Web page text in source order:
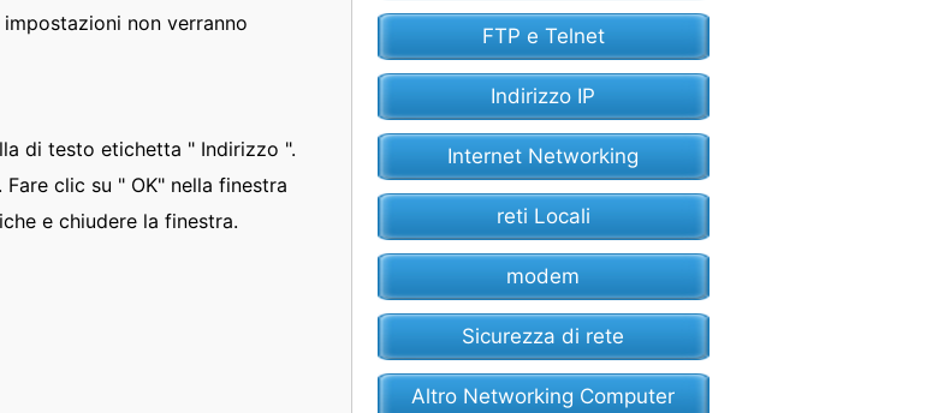
non verranno
di testo etichetta " Indirizzo ".
clic su " OK" nella finestra
e chiudere la finestra.
FTP e Telnet
Indirizzo IP
Internet Networking
reti Locali
modem
Sicurezza di rete
Altro Networking Computer